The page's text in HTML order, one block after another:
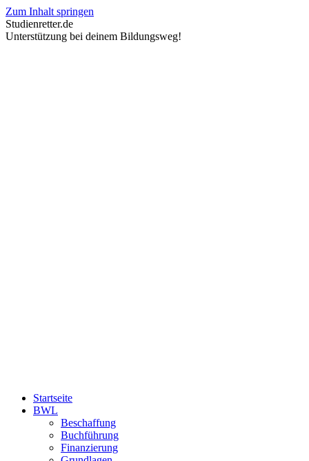
Zum Inhalt springen
Studienretter.de
Unterstützung bei deinem Bildungsweg!
Startseite
BWL
Beschaffung
Buchführung
Finanzierung